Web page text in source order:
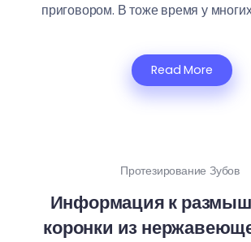
приговором. В тоже время у
Read More
Протезирование Зубов
Информация к
коронки из